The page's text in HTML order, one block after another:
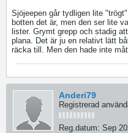
Sjöjeepen går tydligen lite
botten det är, men den ser lite
lister. Grymt grepp och stadig
plana. Det är ju en relativt lätt
räcka till. Men den hade inte
Anderi79
Registrerad
Reg.datum: Sep